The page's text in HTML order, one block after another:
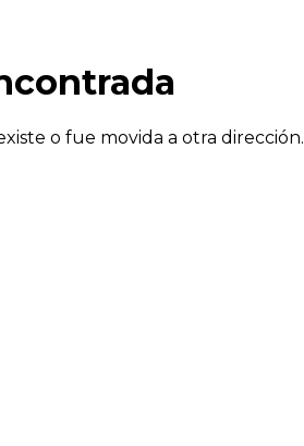
o fue movida a otra dirección.